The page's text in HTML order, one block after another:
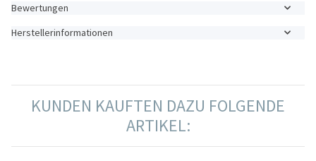
Bewertungen
Herstellerinformationen
KUNDEN KAUFTEN DAZU FOLGENDE
ARTIKEL: